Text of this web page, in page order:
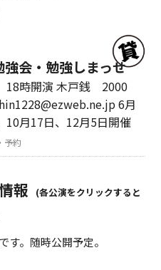
会・勉強しまっせ
18時開演 木戸銭 2000
6月
10月17日、12月5日開催
予約
報
(各公演をクリックすると
す。随時公開予定。